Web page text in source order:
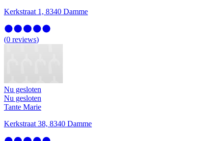
Kerkstraat 1, 8340 Damme
(0 reviews)
Nu gesloten
Nu gesloten
Tante Marie
Kerkstraat 38, 8340 Damme